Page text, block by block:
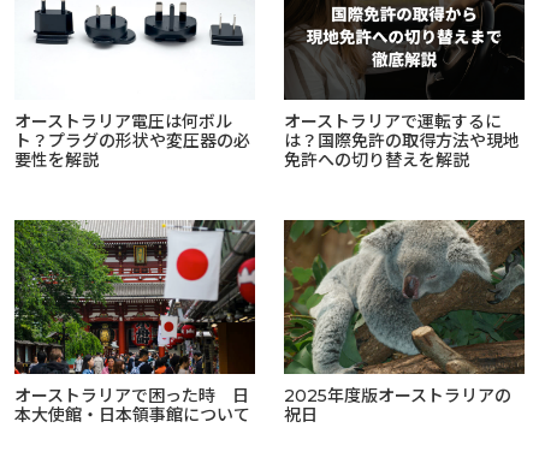
オーストラリア電圧は何ボル
ト？プラグの形状や変圧器の必
要性を解説
オーストラリアで運転するに
は？国際免許の取得方法や現地
免許への切り替えを解説
オーストラリアで困った時 日
本大使館・日本領事館について
2025年度版オーストラリアの
祝日